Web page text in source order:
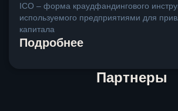
ICO – форма краудфандингового
используемого предприятиями для
капитала
Подробнее
Партнеры